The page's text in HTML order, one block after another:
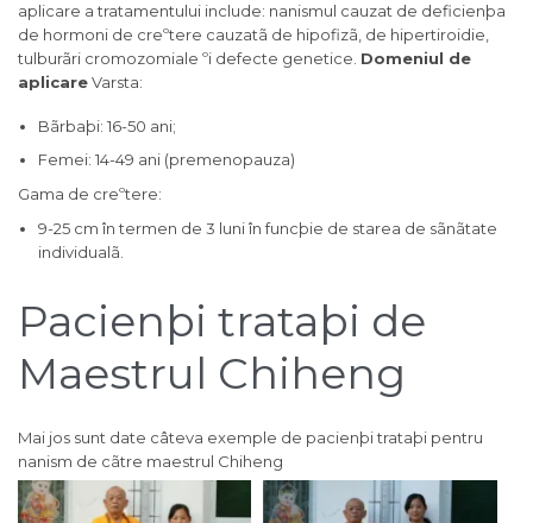
aplicare a tratamentului include: nanismul cauzat de deficienþa
de hormoni de creºtere cauzatã de hipofizã, de hipertiroidie,
tulburãri cromozomiale ºi defecte genetice. Domeniul de
aplicareVarsta:
Bãrbaþi: 16-50 ani;
Femei: 14-49 ani (premenopauza)
Gama de creºtere:
9-25 cm în termen de 3 luni în funcþie de starea de sãnãtate
individualã.
Pacienþi trataþi de
Maestrul Chiheng
Mai jos sunt date câteva exemple de pacienþi trataþi pentru
nanism de cãtre maestrul Chiheng